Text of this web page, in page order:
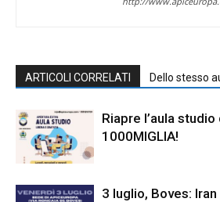
ARTICOLI CORRELATI Dello stesso
Riapre l’aula studio
1000MIGLIA!
3 luglio, Boves: